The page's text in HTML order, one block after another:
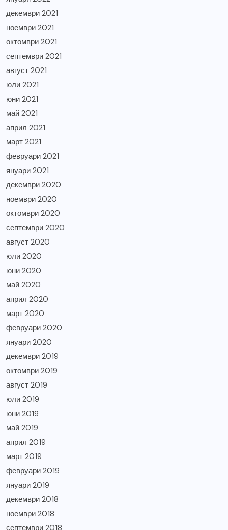
декември 2021
ноември 2021
октомври 2021
септември 2021
август 2021
юли 2021
юни 2021
май 2021
април 2021
март 2021
февруари 2021
януари 2021
декември 2020
ноември 2020
октомври 2020
септември 2020
август 2020
юли 2020
юни 2020
май 2020
април 2020
март 2020
февруари 2020
януари 2020
декември 2019
октомври 2019
август 2019
юли 2019
юни 2019
май 2019
април 2019
март 2019
февруари 2019
януари 2019
декември 2018
ноември 2018
септември 2018